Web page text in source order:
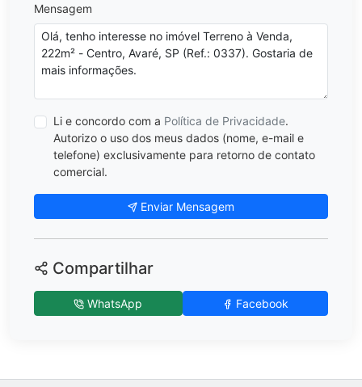
Mensagem
Li e concordo com a Política de Privacidade.
Autorizo o uso dos meus dados (nome, e-mail e
telefone) exclusivamente para retorno de contato
comercial.
Enviar Mensagem
Compartilhar
WhatsApp Facebook